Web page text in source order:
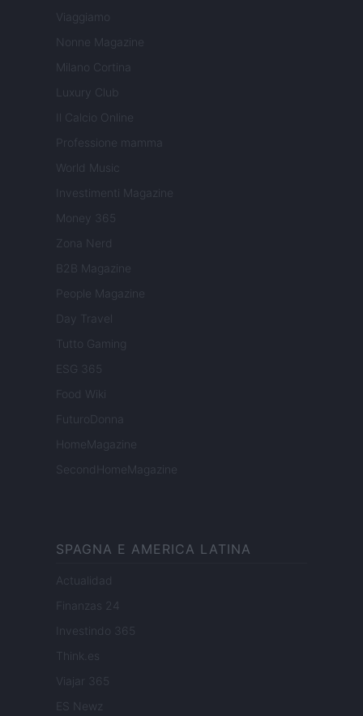
Viaggiamo
Nonne Magazine
Milano Cortina
Luxury Club
Il Calcio Online
Professione mamma
World Music
Investimenti Magazine
Money 365
Zona Nerd
B2B Magazine
People Magazine
Day Travel
Tutto Gaming
ESG 365
Food Wiki
FuturoDonna
HomeMagazine
SecondHomeMagazine
SPAGNA E AMERICA LATINA
Actualidad
Finanzas 24
Investindo 365
Think.es
Viajar 365
ES Newz